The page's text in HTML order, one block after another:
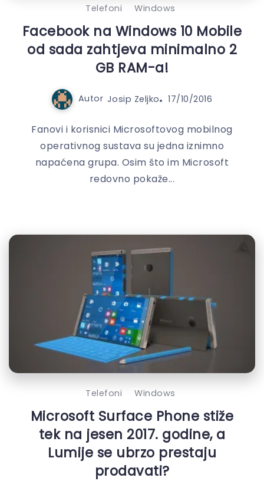
Telefoni Windows
Facebook na Windows 10 Mobile
od sada zahtjeva minimalno 2
GB RAM-a!
Autor Josip Zeljko 17/10/2016
Fanovi i korisnici Microsoftovog mobilnog
operativnog sustava su jedna iznimno
napaćena grupa. Osim što im Microsoft
redovno pokaže...
Telefoni Windows
Microsoft Surface Phone stiže
tek na jesen 2017. godine, a
Lumije se ubrzo prestaju
prodavati?